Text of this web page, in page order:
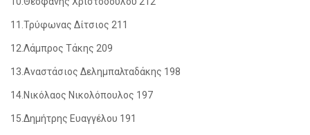
11.Τρύφωνας Δίτσιος 211
12.Λάμπρος Τάκης 209
13.Αναστάσιος Δελημπαλταδάκης 198
14.Νικόλαος Νικολόπουλος 197
15.Δημήτρης Ευαγγέλου 191